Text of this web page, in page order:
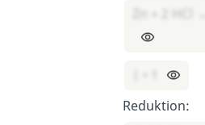
Zn + 2 HCl
Reduktion: